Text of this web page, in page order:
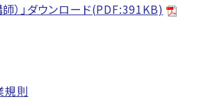
）」ダウンロード(PDF:391KB)
規則